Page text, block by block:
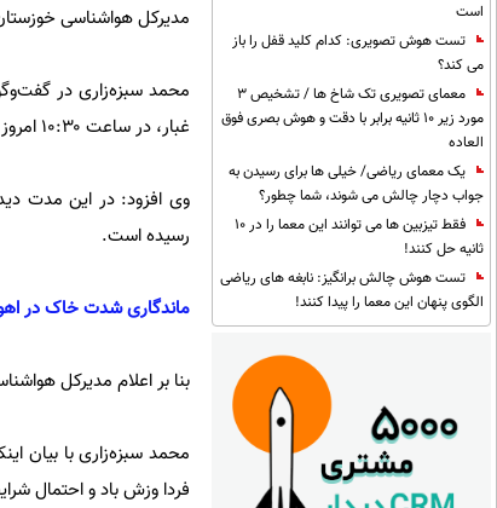
است
تست هوش تصویری: کدام کلید قفل را باز
می کند؟
معمای تصویری تک شاخ ها / تشخیص 3
مورد زیر 10 ثانیه برابر با دقت و هوش بصری فوق
العاده
یک معمای ریاضی/ خیلی ها برای رسیدن به
جواب دچار چالش می شوند، شما چطور؟
فقط تیزبین ها می توانند این معما را در 10
ثانیه حل کنند!
تست هوش چالش برانگیز: نابغه های ریاضی
الگوی پنهان این معما را پیدا کنند!
مدیرکل هواشناسی
محمد سبزه‌زاری در
غبار، در ساعت ۱۰:۳۰ امروز (۱۰ آبان ماه) دید افقی در اهواز به ۲۵۰ متر کاهش یافت.
رسیده است.
ماندگاری شدت خاک در
بنا بر اعلام مدیرکل
محمد سبزه‌زاری با بیان
فردا وزش باد و احتمال